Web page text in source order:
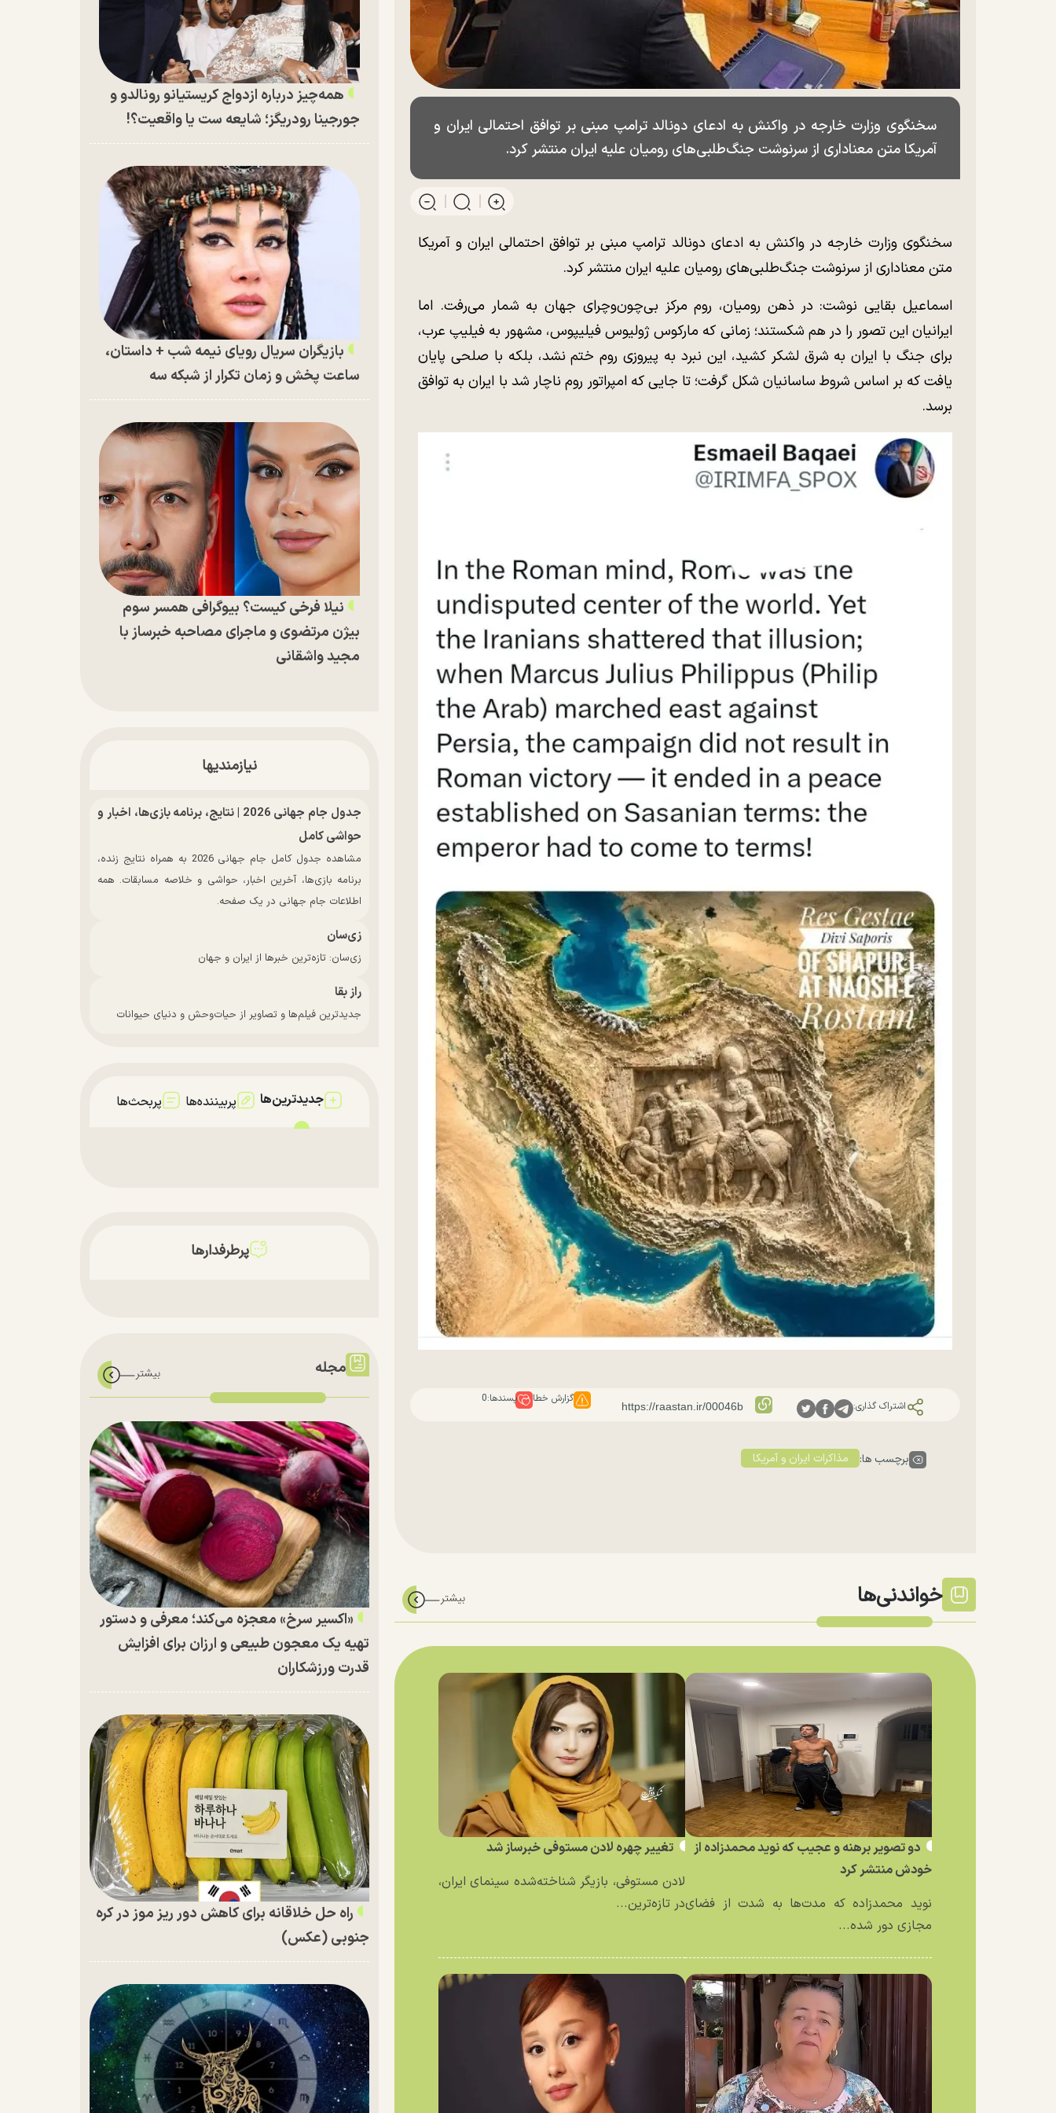
سخنگوی وزارت خارجه در واکنش به ادعای دونالد ترامپ مبنی بر توافق احتمالی ایران و
آمریکا متن معناداری از سرنوشت جنگ‌طلبی‌های رومیان علیه ایران منتشر کرد.
سخنگوی وزارت خارجه در واکنش به ادعای دونالد ترامپ مبنی بر توافق احتمالی ایران و آمریکا
متن معناداری از سرنوشت جنگ‌طلبی‌های رومیان علیه ایران منتشر کرد.
اسماعیل بقایی نوشت: در ذهن رومیان، روم مرکز بی‌چون‌وچرای جهان به شمار می‌رفت. اما
ایرانیان این تصور را در هم شکستند؛ زمانی که مارکوس ژولیوس فیلیپوس، مشهور به فیلیپ عرب،
برای جنگ با ایران به شرق لشکر کشید، این نبرد به پیروزی روم ختم نشد، بلکه با صلحی پایان
یافت که بر اساس شروط ساسانیان شکل گرفت؛ تا جایی که امپراتور روم ناچار شد با ایران به توافق
برسد.
اشتراک گذاری:
گزارش خطا پسندها:0
برچسب ها: مذاکرات ایران و آمریکا
خواندنی‌ها
دو تصویر برهنه و عجیب که نوید محمدزاده از
خودش منتشر کرد
نوید محمدزاده که مدت‌ها به شدت از فضای
مجازی دور شده...
تغییر چهره لادن مستوفی خبرساز شد
لادن مستوفی، بازیگر شناخته‌شده سینمای ایران،
در تازه‌ترین...
همه‌چیز درباره ازدواج کریستیانو رونالدو و
جورجینا رودریگز؛ شایعه ست یا واقعیت؟!
بازیگران سریال رویای نیمه شب + داستان،
ساعت پخش و زمان تکرار از شبکه سه
نیلا فرخی کیست؟ بیوگرافی همسر سوم
بیژن مرتضوی و ماجرای مصاحبه خبرساز با
مجید واشقانی
نیازمندیها
جدول جام جهانی 2026 | نتایج، برنامه بازی‌ها، اخبار و
حواشی کامل
مشاهده جدول کامل جام جهانی 2026 به همراه نتایج زنده،
برنامه بازی‌ها، آخرین اخبار، حواشی و خلاصه مسابقات. همه
اطلاعات جام جهانی در یک صفحه.
زی‌سان
زی‌سان: تازه‌ترین خبرها از ایران و جهان
راز بقا
جدیدترین فیلم‌ها و تصاویر از حیات‌وحش و دنیای حیوانات
جدیدترین‌ها پربیننده‌ها پربحث‌ها
پرطرفدارها
مجله
«اکسیر سرخ» معجزه می‌کند؛ معرفی و دستور
تهیه یک معجون طبیعی و ارزان برای افزایش
قدرت ورزشکاران
راه حل خلاقانه برای کاهش دور ریز موز در کره
جنوبی (عکس)